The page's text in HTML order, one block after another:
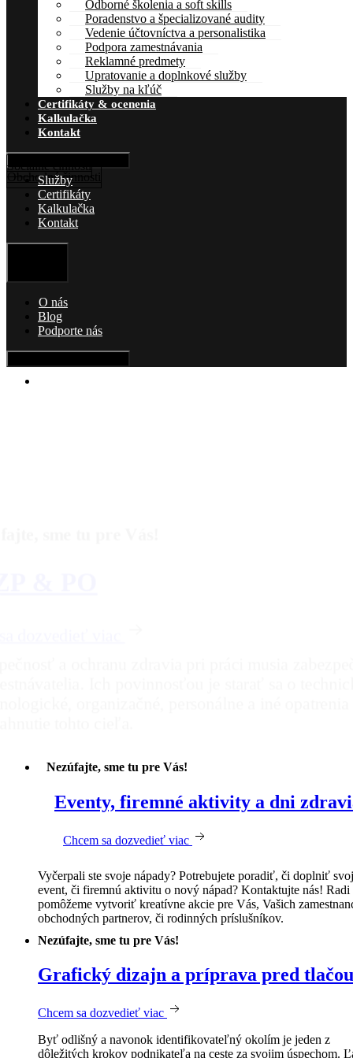
Odborné školenia a soft skills
Poradenstvo a špecializované audity
Vedenie účtovníctva a personalistika
Podpora zamestnávania
Reklamné predmety
Upratovanie a doplnkové služby
Služby na kľúč
Certifikáty & ocenenia
Kalkulačka
Kontakt
Obchodné činnosti
Sociálne činnosti
Služby
Certifikáty
Kalkulačka
Kontakt
O nás
Blog
Podporte nás
Nezúfajte, sme tu pre Vás!
Eventy, firemné aktivity a dni zdravia
Chcem sa dozvedieť viac
event, či firemnú aktivitu o nový nápad? Kontaktujte nás!
pomôžeme vytvoriť kreatívne akcie pre Vás, Vašich
obchodných partnerov, či rodinných príslušníkov.
Nezúfajte, sme tu pre Vás!
Grafický dizajn a príprava pred tlačou
Chcem sa dozvedieť viac
Byť odlišný a navonok identifikovateľný okolím je jeden z
dôležitých krokov podnikateľa na ceste za svojim úspechom.